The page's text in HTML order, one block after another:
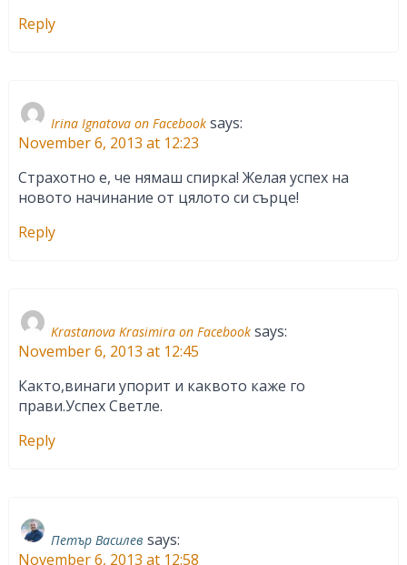
Reply
Irina Ignatova on Facebook says:
November 6, 2013 at 12:23
Страхотно е, че нямаш спирка! Желая успех на
новото начинание от цялото си сърце!
Reply
Krastanova Krasimira on Facebook says:
November 6, 2013 at 12:45
Както,винаги упорит и каквото каже го
прави.Успех Светле.
Reply
Петър Василев says:
November 6, 2013 at 12:58